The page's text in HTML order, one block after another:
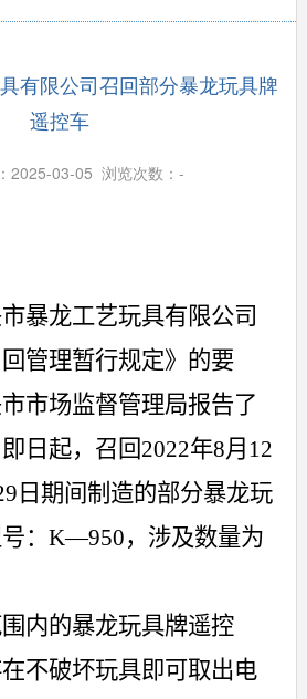
有限公司召回部分暴龙玩具牌
遥控车
2025-03-05 浏览次数：-
暴龙工艺玩具有限公司
管理暂行规定》的要
市场监督管理局报告了
日起，召回 2022年8月 12
日期间制造的部分暴龙玩
： K—950， 涉及数量为
内的暴龙玩具牌遥控
不破坏玩具即可取出电